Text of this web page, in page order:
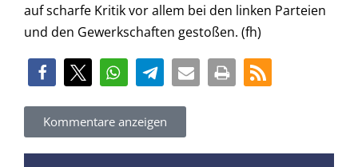
auf scharfe Kritik vor allem bei den linken Parteien
und den Gewerkschaften gestoßen. (fh)
Kommentare anzeigen